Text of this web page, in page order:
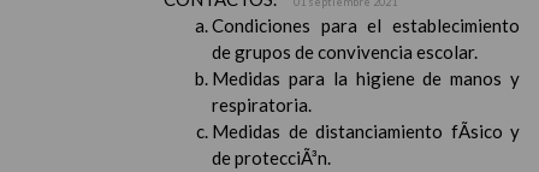
Condiciones para el establecimiento
de grupos de convivencia escolar.
Medidas para la higiene de manos y
respiratoria.
Medidas de distanciamiento fÃ­sico y
de protecciÃ³n.